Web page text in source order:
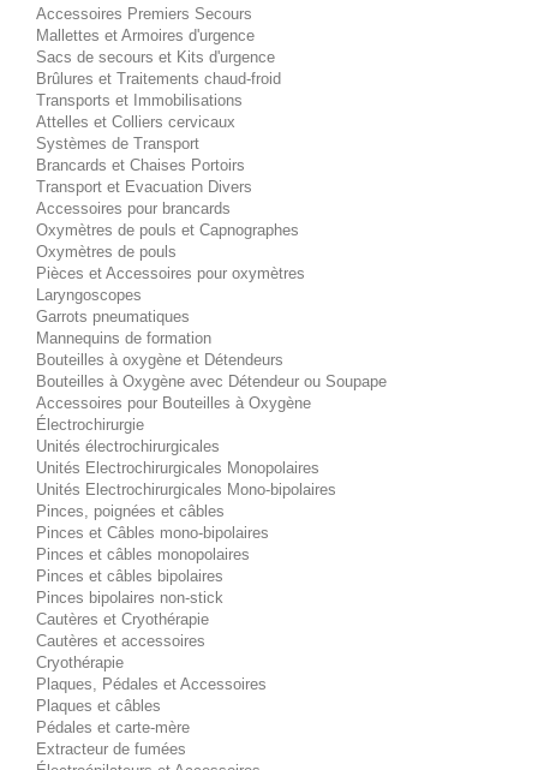
Accessoires Premiers Secours
Mallettes et Armoires d'urgence
Sacs de secours et Kits d'urgence
Brûlures et Traitements chaud-froid
Transports et Immobilisations
Attelles et Colliers cervicaux
Systèmes de Transport
Brancards et Chaises Portoirs
Transport et Evacuation Divers
Accessoires pour brancards
Oxymètres de pouls et Capnographes
Oxymètres de pouls
Pièces et Accessoires pour oxymètres
Laryngoscopes
Garrots pneumatiques
Mannequins de formation
Bouteilles à oxygène et Détendeurs
Bouteilles à Oxygène avec Détendeur ou Soupape
Accessoires pour Bouteilles à Oxygène
Électrochirurgie
Unités électrochirurgicales
Unités Electrochirurgicales Monopolaires
Unités Electrochirurgicales Mono-bipolaires
Pinces, poignées et câbles
Pinces et Câbles mono-bipolaires
Pinces et câbles monopolaires
Pinces et câbles bipolaires
Pinces bipolaires non-stick
Cautères et Cryothérapie
Cautères et accessoires
Cryothérapie
Plaques, Pédales et Accessoires
Plaques et câbles
Pédales et carte-mère
Extracteur de fumées